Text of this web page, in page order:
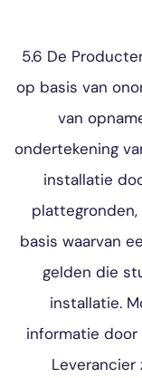
5.6 De
op basis van
van
ondertekening
installatie
basis waarvan
gelden die
installatie.
informatie